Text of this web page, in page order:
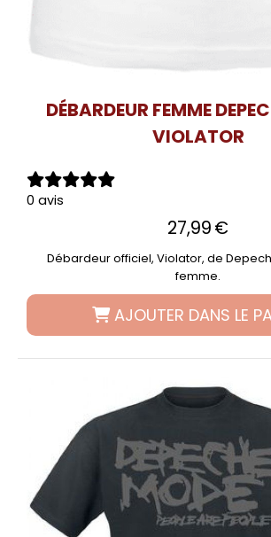
DÉBARDEUR FEMME
VIOLATOR
0 avis
27,99€
Débardeur officiel, Violator, de
femme.
AJOUTER DANS LE